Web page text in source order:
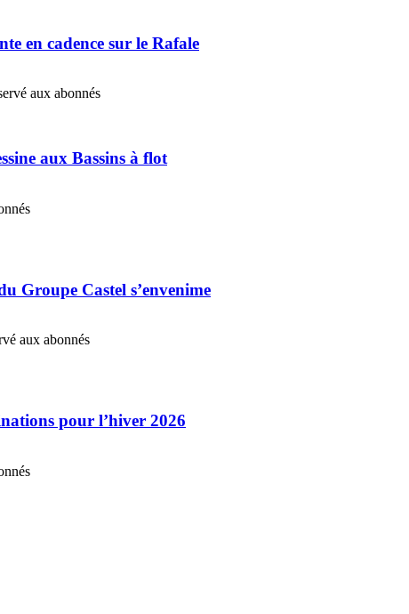
en cadence sur le Rafale
aux abonnés
aux Bassins à flot
Groupe Castel s’envenime
aux abonnés
pour l’hiver 2026